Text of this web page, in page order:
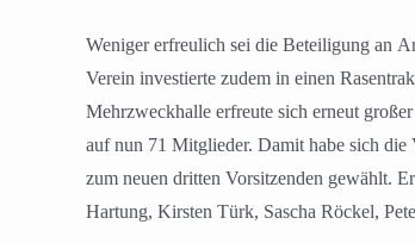
Weniger erfreulich sei die Beteiligung an
Verein investierte zudem in einen
Mehrzweckhalle erfreute sich erneut
auf nun 71 Mitglieder. Damit habe sich
zum neuen dritten Vorsitzenden gewählt.
Hartung, Kirsten Türk, Sascha Röckel,